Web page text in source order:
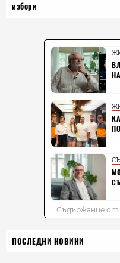
избори
ПОСЛЕДНИ НОВИНИ